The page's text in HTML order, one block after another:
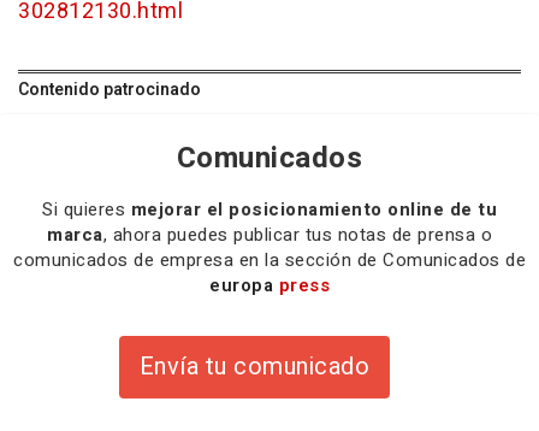
302812130.html
Contenido patrocinado
Comunicados
Si quieres mejorar el posicionamiento online de tu
marca, ahora puedes publicar tus notas de prensa o
comunicados de empresa en la sección de Comunicados de
europa press
Envía tu comunicado